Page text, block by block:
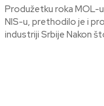
Produžetku roka MOL-
NIS-u, prethodilo je i
industriji